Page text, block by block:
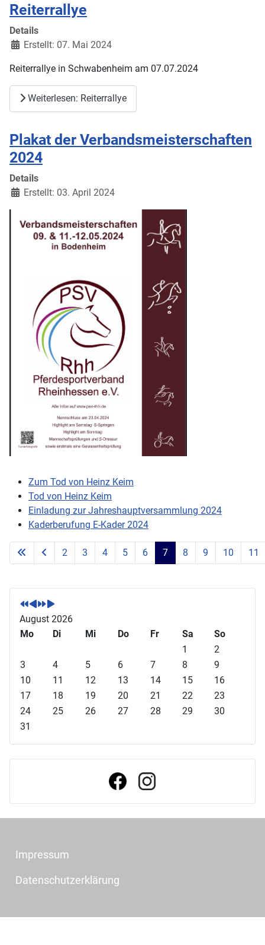
Reiterrallye
Details
Erstellt: 07. Mai 2024
Reiterrallye in Schwabenheim am 07.07.2024
Weiterlesen: Reiterrallye
Plakat der Verbandsmeisterschaften
2024
Details
Erstellt: 03. April 2024
Zum Tod von Heinz Keim
Tod von Heinz Keim
Einladung zur Jahreshauptversammlung 2024
Kaderberufung E-Kader 2024
Seite 7 von 71
2 3 4 5 6 7 8 9 10 11
V
o
r
h
r
i
g
s
J
a
h
V
o
r
h
i
g
r
o
n
N
ä
c
r
N
ä
c
a
t
August 2026
Mo
Di Mi Do Fr Sa
So
1
2
3
4 5 6 7 8
9
10
11 12 13 14 15
16
17
18 19 20 21 22
23
24
25 26 27 28 29
30
31
Impressum
Datenschutzerklärung